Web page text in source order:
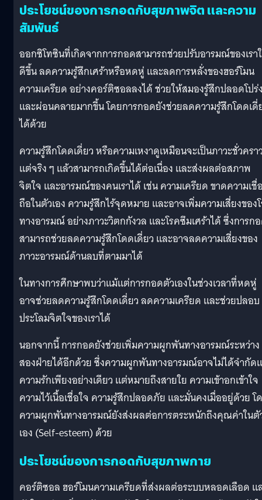
ประโยชน์ของการกอดกับสุขภาพจิต และความ
สัมพันธ์
ออกซิโทซินที่เกิดจากการกอดสามารถช่วยปรับอารมณ์ของเรา
ดีขึ้น ลดความรู้สึกเศร้าหรือหดหู่ และลดการหลั่งของฮอร์โมน
ความเครียด อย่างคอร์ติซอลลงได้ ช่วยให้สมองรู้สึกปลอดโปร่
และผ่อนคลายมากขึ้น โดยการกอดยังช่วยลดความรู้สึกโดดเดี่
ได้ด้วย
ความรู้สึกโดดเดี่ยว หรือความเหงาดูเหมือนจะเป็นภาวะชั่วครา
แต่จริง ๆ แล้วสามารถเกิดขึ้นได้ต่อเนื่อง และส่งผลต่อสภาพ
จิตใจ และอารมณ์ของคนเราได้ เช่น ความเครียด ขาดความเชื่
ถือในตัวเอง ความรู้สึกไร้จุดหมาย และอาจเพิ่มความเสี่ยงของ
ทางอารมณ์ อย่างภาวะวิตกกังวล และโรคซึมเศร้าได้ ซึ่งการก
สามารถช่วยลดความรู้สึกโดดเดี่ยว และอาจลดความเสี่ยงของ
ภาวะอารมณ์ด้านลบที่ตามมาได้
ในทางการศึกษาพบว่าแม้แต่การกอดตัวเองในช่วงเวลาที่หดหู่
อาจช่วยลดความรู้สึกโดดเดี่ยว ลดความเครียด และช่วยปลอบ
ประโลมจิตใจของเราได้
นอกจากนี้ การกอดยังช่วยเพิ่มความผูกพันทางอารมณ์ระหว่าง
สองฝ่ายได้อีกด้วย ซึ่งความผูกพันทางอารมณ์อาจไม่ได้จำกัด
ความรักเพียงอย่างเดียว แต่หมายถึงสายใย ความเข้าอกเข้าใจ
ความไว้เนื้อเชื่อใจ ความรู้สึกปลอดภัย และมั่นคงเมื่ออยู่ด้วย โ
ความผูกพันทางอารมณ์ยังส่งผลต่อการตระหนักถึงคุณค่าในตั
เอง (Self-esteem) ด้วย
ประโยชน์ของการกอดกับสุขภาพกาย
คอร์ติซอล ฮอร์โมนความเครียดที่ส่งผลต่อระบบหลอดเลือด แ